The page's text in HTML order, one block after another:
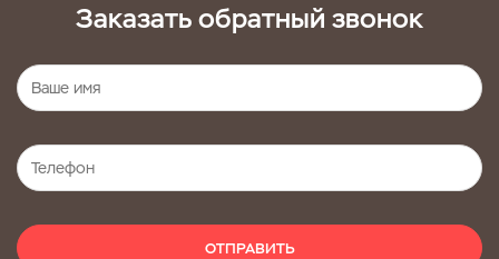
Заказать обратный звонок
ОТПРАВИТЬ